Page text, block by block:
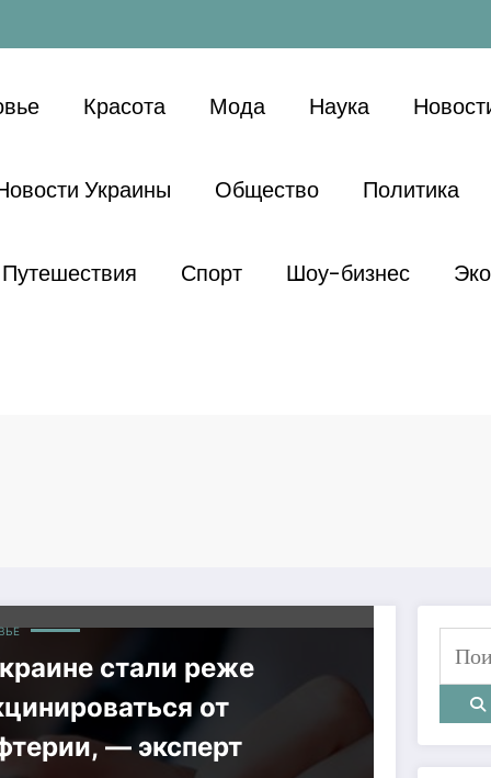
Красота Мода Наука
Украины Общество Политика
Путешествия Спорт Шоу-бизнес
стали реже
от
— эксперт